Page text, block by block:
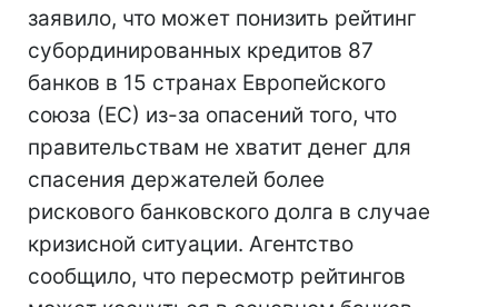
заявило, что может понизить рейтинг
субординированных кредитов 87
банков в 15 странах Европейского
союза (ЕС) из-за опасений того, что
правительствам не хватит денег для
спасения держателей более
рискового банковского долга в случае
кризисной ситуации. Агентство
сообщило, что пересмотр рейтингов